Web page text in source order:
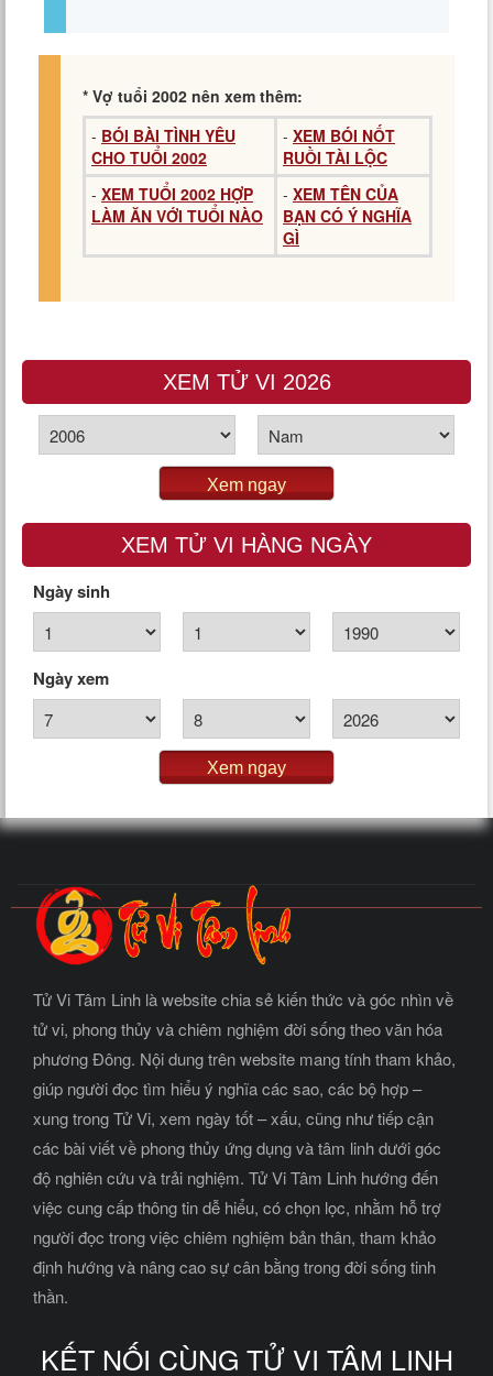
* Vợ tuổi 2002 nên xem thêm:
- BÓI BÀI TÌNH YÊU
CHO TUỔI 2002
- XEM BÓI NỐT
RUỒI TÀI LỘC
- XEM TUỔI 2002 HỢP
LÀM ĂN VỚI TUỔI NÀO
- XEM TÊN CỦA
BẠN CÓ Ý NGHĨA
GÌ
XEM TỬ VI 2026
Xem ngay
XEM TỬ VI HÀNG NGÀY
Ngày sinh
Ngày xem
Xem ngay
Tử Vi Tâm Linh là website chia sẻ kiến thức và góc nhìn về
tử vi, phong thủy và chiêm nghiệm đời sống theo văn hóa
phương Đông. Nội dung trên website mang tính tham khảo,
giúp người đọc tìm hiểu ý nghĩa các sao, các bộ hợp –
xung trong Tử Vi, xem ngày tốt – xấu, cũng như tiếp cận
các bài viết về phong thủy ứng dụng và tâm linh dưới góc
độ nghiên cứu và trải nghiệm. Tử Vi Tâm Linh hướng đến
việc cung cấp thông tin dễ hiểu, có chọn lọc, nhằm hỗ trợ
người đọc trong việc chiêm nghiệm bản thân, tham khảo
định hướng và nâng cao sự cân bằng trong đời sống tinh
thần.
KẾT NỐI CÙNG TỬ VI TÂM LINH